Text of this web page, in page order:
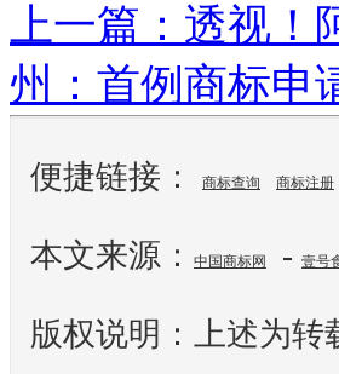
上一篇： ​透视！
州：首例商标申
便捷链接： 商标查询 商标注册
本文来源： 中国商标网 - 壹号
版权说明：上述为转